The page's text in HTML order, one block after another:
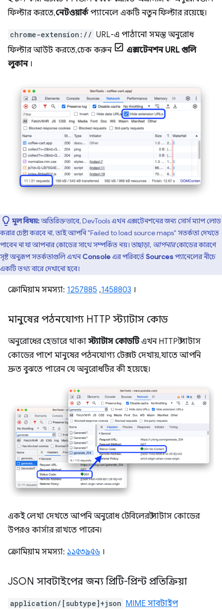
ফিল্টার করতে,নেটওয়ার্কপ্যানেলে একটি নতুন ফিল্টার রয়েছে।
chrome-extension:// URL-এ পাঠানো সমস্ত অনুরোধ
ফিল্টার আউট করতে, চেক করুন
এক্সটেনশন URL গুলি
লুকান।
মূল বিষয়:অতিরিক্তভাবে, DevTools এখন এক্সটেনশনের জন্য সোর্স ম্যাপ লোড
করার চেষ্টা করবে না, তাই আপনি "Failed to load source maps" সতর্কতা দেখতে
পাবেন না যা আপনার কোডের সাথে সম্পর্কিত নয়। তাছাড়া, আপনারকোডের কারণে
সৃষ্ট অনুরূপ সতর্কতাগুলি এখনConsoleএর পরিবর্তেSourcesপ্যানেলের নীচে
একটি তথ্য বারে দেখানো হবে।
ক্রোমিয়াম সমস্যা: 1257885 ,1458803 ।
মানুষের পঠনযোগ্য HTTP স্ট্যাটাস কোড
অনুরোধের হেডারে থাকাস্ট্যাটাস কোডটিএখন HTTP স্ট্যাটাস
কোডের পাশে মানুষের পঠনযোগ্য টেক্সট দেখায়, যাতে আপনি
দ্রুত বুঝতে পারেন যে অনুরোধটির কী হয়েছে।
একই লেখা দেখতে আপনি অনুরোধ টেবিলের স্ট্যাটাস কোডের
উপরও কার্সার রাখতে পারেন।
ক্রোমিয়াম সমস্যা: ১১৫৩৯৫৬ ।
JSON সাবটাইপের জন্য প্রিটি-প্রিন্ট প্রতিক্রিয়া
application/[subtype]+json MIME সাবটাইপ